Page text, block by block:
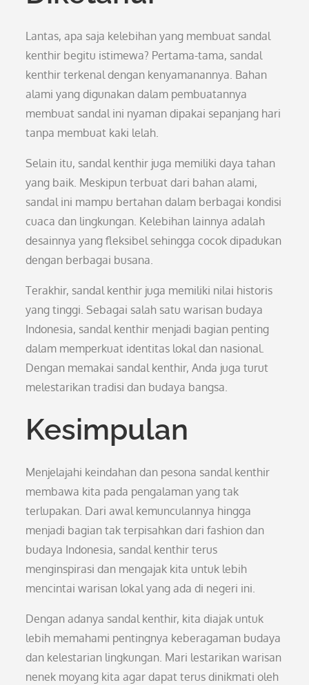
Lantas, apa saja kelebihan yang membuat sandal
kenthir begitu istimewa? Pertama-tama, sandal
kenthir terkenal dengan kenyamanannya. Bahan
alami yang digunakan dalam pembuatannya
membuat sandal ini nyaman dipakai sepanjang hari
tanpa membuat kaki lelah.
Selain itu, sandal kenthir juga memiliki daya tahan
yang baik. Meskipun terbuat dari bahan alami,
sandal ini mampu bertahan dalam berbagai kondisi
cuaca dan lingkungan. Kelebihan lainnya adalah
desainnya yang fleksibel sehingga cocok dipadukan
dengan berbagai busana.
Terakhir, sandal kenthir juga memiliki nilai historis
yang tinggi. Sebagai salah satu warisan budaya
Indonesia, sandal kenthir menjadi bagian penting
dalam memperkuat identitas lokal dan nasional.
Dengan memakai sandal kenthir, Anda juga turut
melestarikan tradisi dan budaya bangsa.
Kesimpulan
Menjelajahi keindahan dan pesona sandal kenthir
membawa kita pada pengalaman yang tak
terlupakan. Dari awal kemunculannya hingga
menjadi bagian tak terpisahkan dari fashion dan
budaya Indonesia, sandal kenthir terus
menginspirasi dan mengajak kita untuk lebih
mencintai warisan lokal yang ada di negeri ini.
Dengan adanya sandal kenthir, kita diajak untuk
lebih memahami pentingnya keberagaman budaya
dan kelestarian lingkungan. Mari lestarikan warisan
nenek moyang kita agar dapat terus dinikmati oleh